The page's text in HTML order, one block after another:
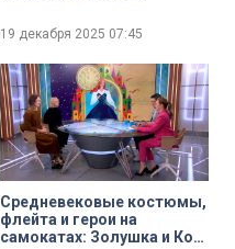
орнитологических
экскурсий
19 декабря 2025 07:45
Средневековые костюмы,
флейта и герои на
самокатах: Золушка и Кот